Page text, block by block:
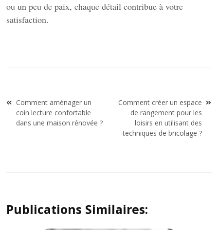
ou un peu de paix, chaque détail contribue à votre
satisfaction.
Navigation
de
l’article
Comment aménager un
coin lecture confortable
dans une maison rénovée ?
Comment créer un espace
de rangement pour les
loisirs en utilisant des
techniques de bricolage ?
Publications Similaires: